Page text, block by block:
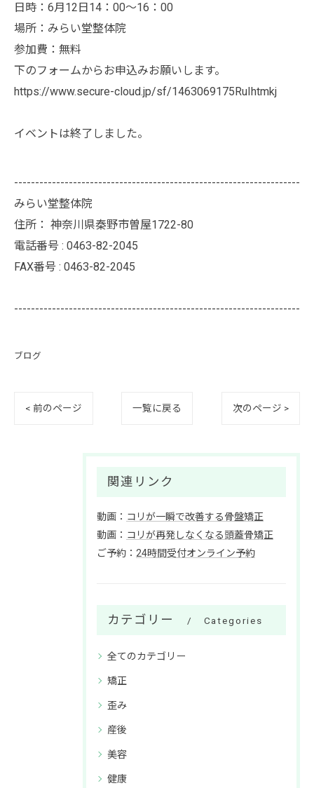
日時：6月12日14：00～16：00
場所：みらい堂整体院
参加費：無料
下のフォームからお申込みお願いします。
https://www.secure-cloud.jp/sf/1463069175RuIhtmkj
イベントは終了しました。
--------------------------------------------------------------------
みらい堂整体院
住所： 神奈川県秦野市曽屋1722-80
電話番号 : 0463-82-2045
FAX番号 : 0463-82-2045
--------------------------------------------------------------------
ブログ
< 前のページ 一覧に戻る 次のページ >
関連リンク
動画： コリが一瞬で改善する骨盤矯正
動画： コリが再発しなくなる頭蓋骨矯正
ご予約： 24時間受付オンライン予約
カテゴリー Categories
全てのカテゴリー
矯正
歪み
産後
美容
健康